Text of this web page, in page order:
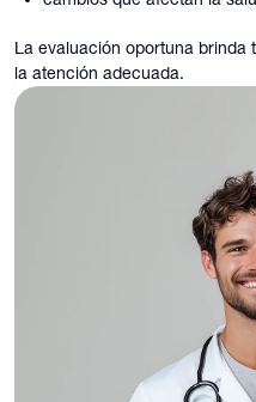
La evaluación oportuna brinda
la atención adecuada.